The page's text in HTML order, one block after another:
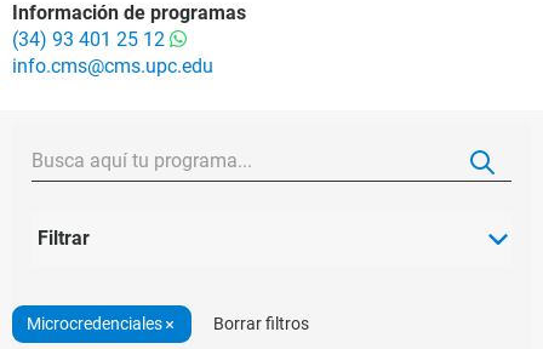
Información de programas
(34) 93 401 25 12
info.cms@cms.upc.edu
Filtrar
Microcredenciales Borrar filtros